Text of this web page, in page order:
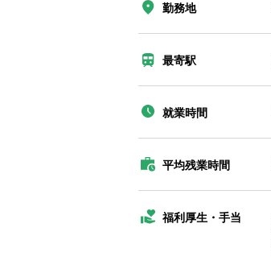
勤務地
最寄駅
就業時間
平均残業時間
福利厚生・手当